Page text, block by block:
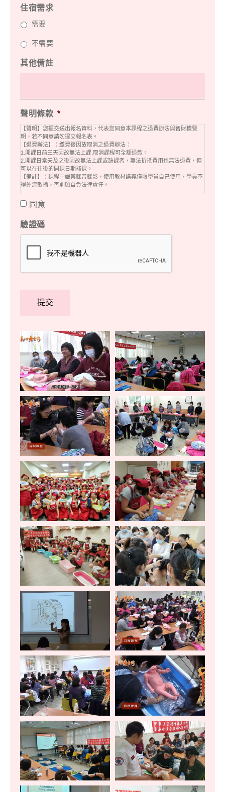
住宿需求
需要
不需要
其他備註
聲明條款 *
【聲明】您提交送出報名資料，代表您同意本課程之退費辦法與智財權聲
明，若不同意請勿提交報名表。
【退費辦法】：繳費後因故取消之退費辦法：
1.開課日前三天因故無法上課,取消課程可全額退款。
2.開課日當天及之後因故無法上課或缺課者，無法折抵費用也無法退費，但
可以在往後的開課日期補課。
【備註】：課程中嚴禁錄音錄影，使用教材講義僅限學員自己使用，學員不
得外流散播，否則願自負法律責任。
同意
驗證碼